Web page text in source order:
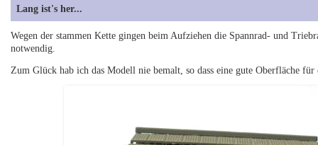
Lang ist's her...
Wegen der stammen Kette gingen beim Aufziehen die Spannrad- und
notwendig.
Zum Glück hab ich das Modell nie bemalt, so dass eine gute Oberfläche